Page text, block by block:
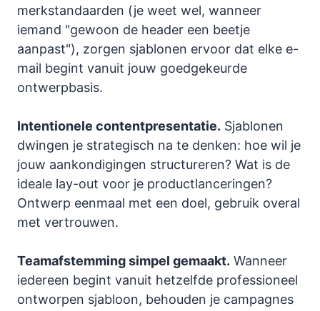
merkstandaarden (je weet wel, wanneer
iemand "gewoon de header een beetje
aanpast"), zorgen sjablonen ervoor dat elke e-
mail begint vanuit jouw goedgekeurde
ontwerpbasis.
Intentionele contentpresentatie. Sjablonen
dwingen je strategisch na te denken: hoe wil je
jouw aankondigingen structureren? Wat is de
ideale lay-out voor je productlanceringen?
Ontwerp eenmaal met een doel, gebruik overal
met vertrouwen.
Teamafstemming simpel gemaakt. Wanneer
iedereen begint vanuit hetzelfde professioneel
ontworpen sjabloon, behouden je campagnes